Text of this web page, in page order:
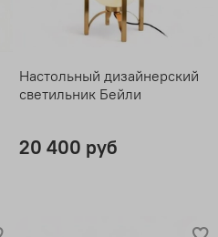
Настольный дизайнерский
светильник Бейли
20 400 руб